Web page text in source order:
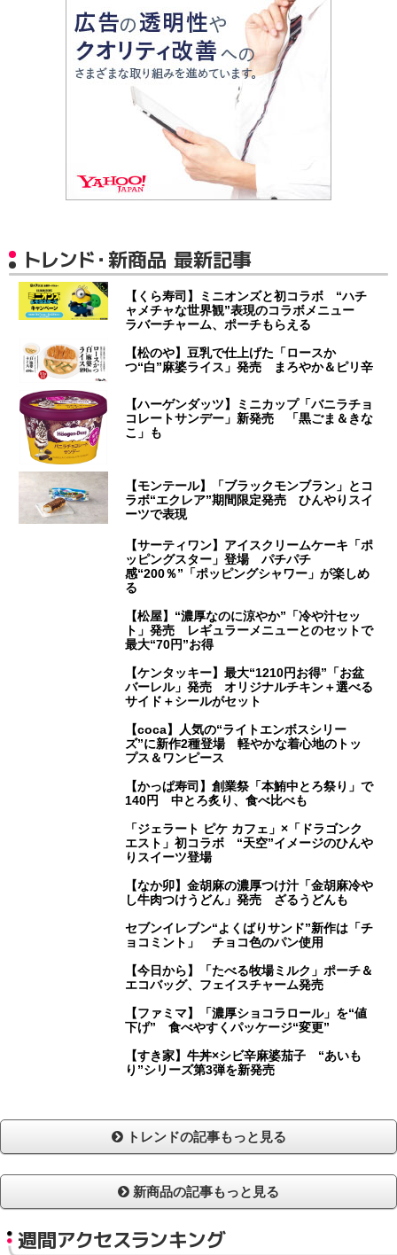
トレンド・新商品 最新記事
【くら寿司】ミニオンズと初コラボ “ハチ
ャメチャな世界観”表現のコラボメニュー
ラバーチャーム、ポーチもらえる
【松のや】豆乳で仕上げた「ロースか
つ“白”麻婆ライス」発売 まろやか＆ピリ辛
【ハーゲンダッツ】ミニカップ「バニラチョ
コレートサンデー」新発売 「黒ごま＆きな
こ」も
【モンテール】「ブラックモンブラン」とコ
ラボ“エクレア”期間限定発売 ひんやりスイ
ーツで表現
【サーティワン】アイスクリームケーキ「ポ
ッピングスター」登場 パチパチ
感“200％”「ポッピングシャワー」が楽しめ
る
【松屋】“濃厚なのに涼やか”「冷や汁セッ
ト」発売 レギュラーメニューとのセットで
最大“70円”お得
【ケンタッキー】最大“1210円お得”「お盆
バーレル」発売 オリジナルチキン＋選べる
サイド＋シールがセット
【coca】人気の“ライトエンボスシリー
ズ”に新作2種登場 軽やかな着心地のトッ
プス＆ワンピース
【かっぱ寿司】創業祭「本鮪中とろ祭り」で
140円 中とろ炙り、食べ比べも
「ジェラート ピケ カフェ」×「ドラゴンク
エスト」初コラボ “天空”イメージのひんや
りスイーツ登場
【なか卯】金胡麻の濃厚つけ汁「金胡麻冷や
し牛肉つけうどん」発売 ざるうどんも
セブンイレブン“よくばりサンド”新作は「チ
ョコミント」 チョコ色のパン使用
【今日から】「たべる牧場ミルク」ポーチ＆
エコバッグ、フェイスチャーム発売
【ファミマ】「濃厚ショコラロール」を“値
下げ” 食べやすくパッケージ“変更”
【すき家】牛丼×シビ辛麻婆茄子 “あいも
り”シリーズ第3弾を新発売
トレンドの記事もっと見る
新商品の記事もっと見る
週間アクセスランキング